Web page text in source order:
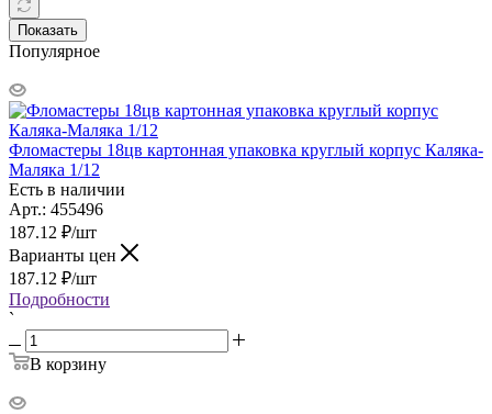
Показать
Популярное
Фломастеры 18цв картонная упаковка круглый корпус Каляка-
Маляка 1/12
Есть в наличии
Арт.: 455496
187.12 ₽/шт
Варианты цен
187.12 ₽/шт
Подробности
`
В корзину